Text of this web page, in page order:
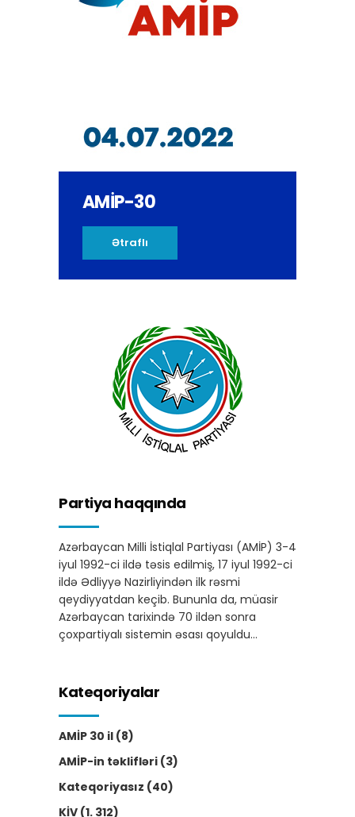
AMİP-30
Ətraflı
Partiya haqqında
Azərbaycan Milli İstiqlal Partiyası (AMİP) 3-4
iyul 1992-ci ildə təsis edilmiş, 17 iyul 1992-ci
ildə Ədliyyə Nazirliyindən ilk rəsmi
qeydiyyatdan keçib. Bununla da, müasir
Azərbaycan tarixində 70 ildən sonra
çoxpartiyalı sistemin əsası qoyuldu…
Kateqoriyalar
AMİP 30 il (8)
AMİP-in təklifləri (3)
Kateqoriyasız (40)
KİV (1. 312)